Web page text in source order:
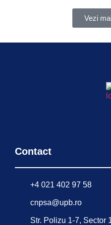
Vezi
Contact
+4 021 402 97 58
cnpsa@upb.ro
Str. Polizu 1-7, Sector